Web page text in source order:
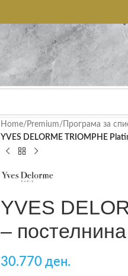
Home/ Premium/ Програма за
YVES DELORME TRIOMPHE
YVES
– постелнина
30.770 ден.